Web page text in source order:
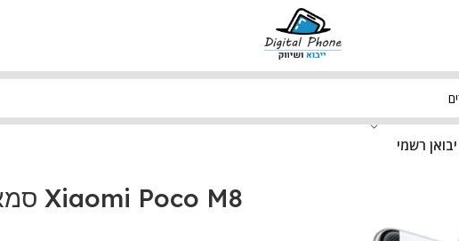
Xiaomi Poco M8 סמארטפון יבואן רשמי